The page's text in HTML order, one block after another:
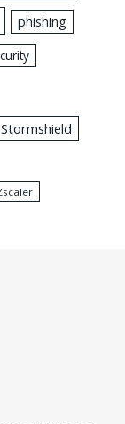
phishing
Stormshield